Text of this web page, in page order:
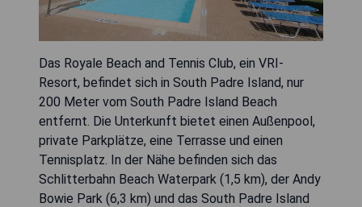
Das Royale Beach and Tennis Club, ein VRI-
Resort, befindet sich in South Padre Island, nur
200 Meter vom South Padre Island Beach
entfernt. Die Unterkunft bietet einen Außenpool,
private Parkplätze, eine Terrasse und einen
Tennisplatz. In der Nähe befinden sich das
Schlitterbahn Beach Waterpark (1,5 km), der Andy
Bowie Park (6,3 km) und das South Padre Island